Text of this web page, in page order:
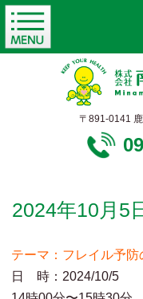
〒891-0141
2024年10月5
テーマ：フレイル予防
日 時：2024/10/5